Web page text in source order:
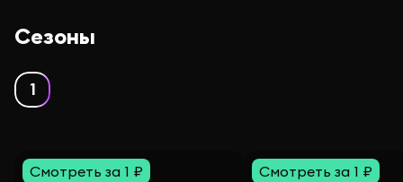
Сезоны
1
Смотреть за 1 ₽ Смотреть за 1 ₽